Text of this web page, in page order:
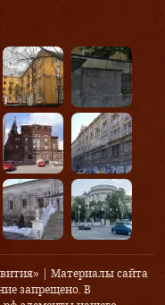
| Материалы сайта
запрещено. В